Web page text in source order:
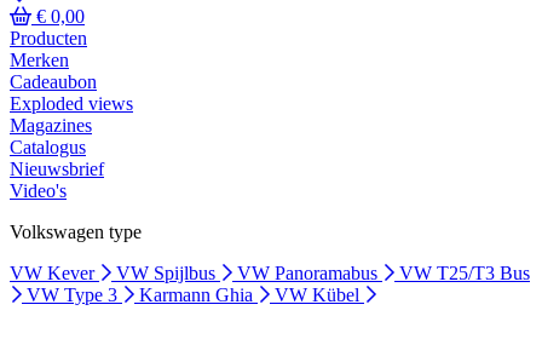
€ 0,00
Producten
Merken
Cadeaubon
Exploded views
Magazines
Catalogus
Nieuwsbrief
Video's
Volkswagen type
VW Kever
VW Spijlbus VW Panoramabus
VW T25/T3 Bus
VW Type 3
Karmann Ghia VW Kübel